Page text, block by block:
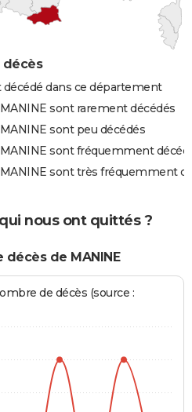
décès
décédé dans ce département
sont rarement décédés
sont peu décédés
sont fréquemment
sont très fréquemment
nous ont quittés ?
de MANINE
de décès (source :